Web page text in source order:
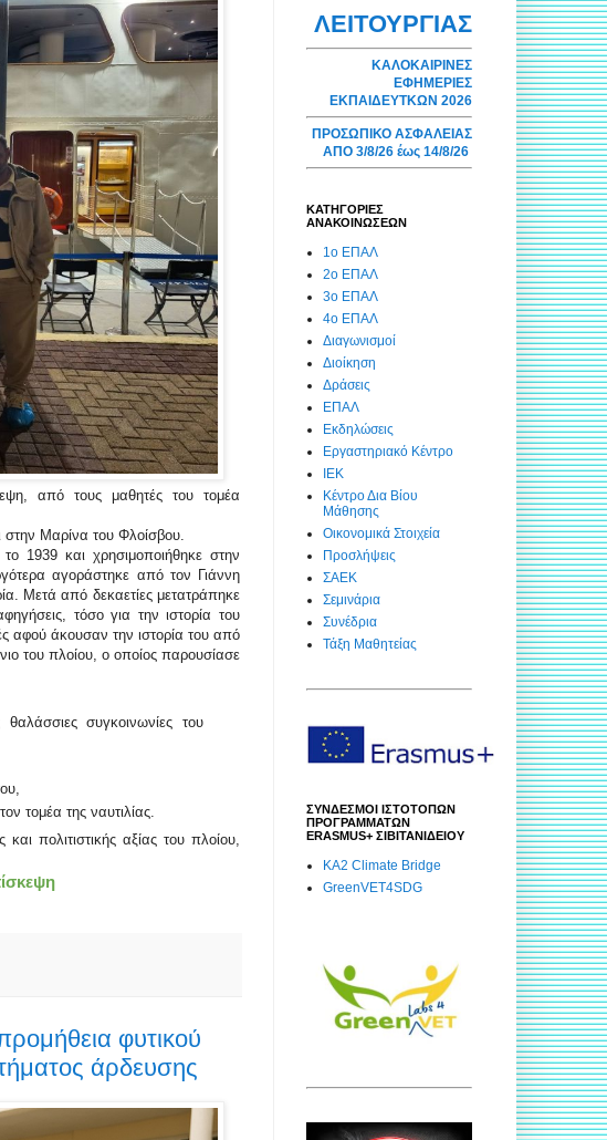
από τους μαθητές του τομέα
στην Μαρίνα του Φλοίσβου.
1939 και χρησιμοποιήθηκε στην
αγοράστηκε από τον Γιάννη
Μετά από δεκαετίες μετατράπηκε
τόσο για την ιστορία του
αφού άκουσαν την ιστορία του από
του πλοίου, ο οποίος παρουσίασε
συγκοινωνίες του
τομέα της ναυτιλίας.
πολιτιστικής αξίας του πλοίου,
φυτικού
άρδευσης
ΛΕΙΤΟΥΡΓΙΑΣ
ΚΑΛΟΚΑΙΡΙΝΕΣ
ΕΦΗΜΕΡΙΕΣ
ΕΚΠΑΙΔΕΥΤΚΩΝ 2026
ΠΡΟΣΩΠΙΚΟ ΑΣΦΑΛΕΙΑΣ
ΑΠΟ 3/8/26 έως 14/8/26
ΚΑΤΗΓΟΡΙΕΣ
ΑΝΑΚΟΙΝΩΣΕΩΝ
1ο ΕΠΑΛ
2ο ΕΠΑΛ
3ο ΕΠΑΛ
4ο ΕΠΑΛ
Διαγωνισμοί
Διοίκηση
Δράσεις
ΕΠΑΛ
Εκδηλώσεις
Εργαστηριακό Κέντρο
ΙΕΚ
Κέντρο Δια Βίου
Μάθησης
Οικονομικά Στοιχεία
Προσλήψεις
ΣΑΕΚ
Σεμινάρια
Συνέδρια
Τάξη Μαθητείας
ΣΥΝΔΕΣΜΟΙ ΙΣΤΟΤΟΠΩΝ
ΠΡΟΓΡΑΜΜΑΤΩΝ
ERASMUS+ ΣΙΒΙΤΑΝΙΔΕΙΟΥ
KA2 Climate Bridge
GreenVET4SDG